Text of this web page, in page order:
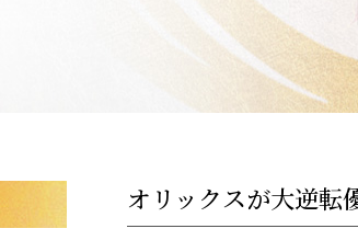
オリックスが大逆